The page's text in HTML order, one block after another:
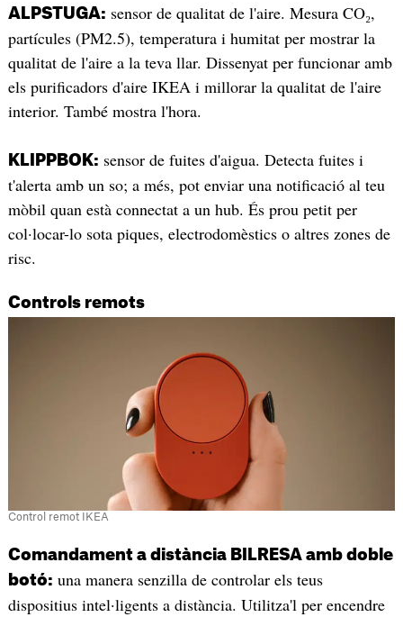
ALPSTUGA: sensor de qualitat de l'aire. Mesura CO₂,
partícules (PM2.5), temperatura i humitat per mostrar la
qualitat de l'aire a la teva llar. Dissenyat per funcionar amb
els purificadors d'aire IKEA i millorar la qualitat de l'aire
interior. També mostra l'hora.
KLIPPBOK: sensor de fuites d'aigua. Detecta fuites i
t'alerta amb un so; a més, pot enviar una notificació al teu
mòbil quan està connectat a un hub. És prou petit per
col·locar-lo sota piques, electrodomèstics o altres zones de
risc.
Controls remots
Control remot IKEA
Comandament a distància BILRESA amb doble
botó: una manera senzilla de controlar els teus
dispositius intel·ligents a distància. Utilitza'l per encendre